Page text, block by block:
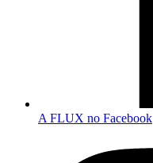
A FLUX no Facebook